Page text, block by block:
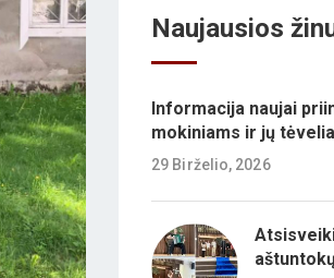
Naujausios
Informacija naujai
mokiniams ir jų
29 Birželio, 2026